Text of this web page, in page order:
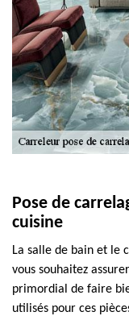
Pose de
cuisine
La salle de bain et le
vous souhaitez
primordial de faire
utilisés pour ces